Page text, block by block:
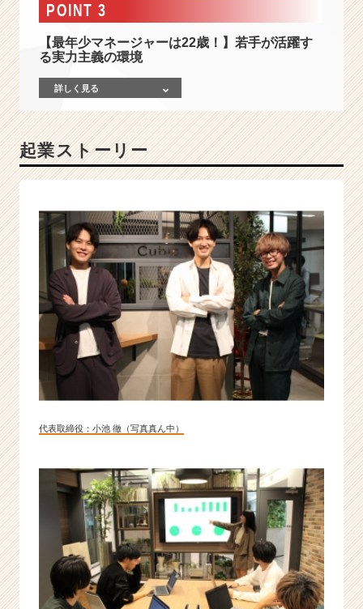
|
ベ
ン
ー・
ら
ス
カ
ウ
ト
が
届
就
活
イ
チ
キ
ャ
リ
ア
（C
h
e
r
POINT 3
【最年少マネージャーは22歳！】若手が活躍す
る実力主義の環境
詳しく見る
起業ストーリー
代表取締役：小池 徹（写真真ん中）